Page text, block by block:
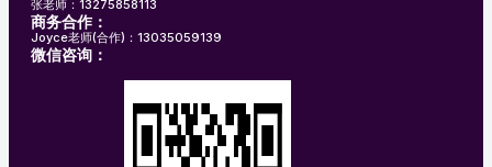
张老师：13275858113
商务合作：
Joyce老师(合作)：13035059139
微信咨询：